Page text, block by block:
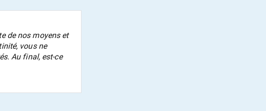
de nos moyens et
vous ne
Au final, est-ce